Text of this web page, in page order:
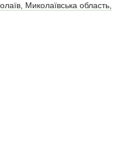
Миколаївська область,